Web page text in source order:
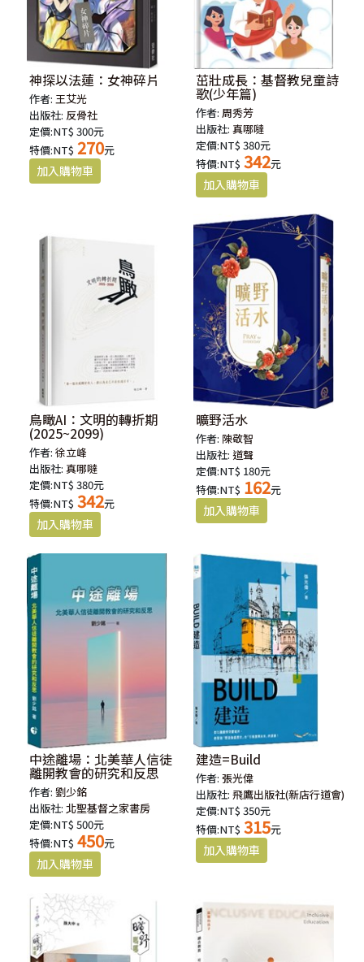
神探以法蓮：女神碎片
作者:王艾光
出版社: 反骨社
定價:NT$ 300元
特價:NT$ 270元
茁壯成長：基督教兒童詩
歌(少年篇)
作者:周秀芳
出版社:真哪噠
定價:NT$ 380元
特價:NT$ 342元
鳥瞰AI：文明的轉折期
(2025~2099)
作者:徐立峰
出版社:真哪噠
定價:NT$ 380元
特價:NT$ 342元
曠野活水
作者: 陳敬智
出版社:道聲
定價:NT$ 180元
特價:NT$ 162元
中途離場：北美華人信徒
離開教會的研究和反思
作者:劉少銘
出版社:北聖基督之家書房
定價:NT$ 500元
特價:NT$ 450元
建造=Build
作者:張光偉
出版社:飛鷹出版社(新店行道會)
定價:NT$ 350元
特價:NT$ 315元